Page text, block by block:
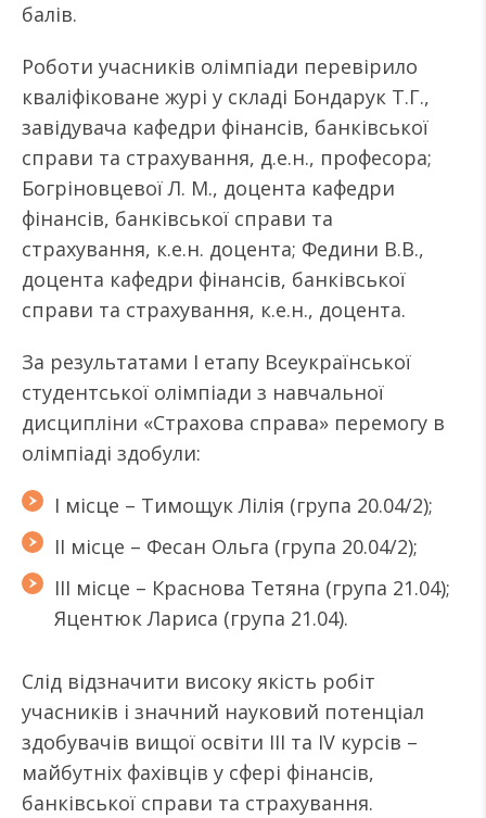
балів.
Роботи учасників олімпіади перевірило
кваліфіковане журі у складі Бондарук Т.Г.,
завідувача кафедри фінансів, банківської
справи та страхування, д.е.н., професора;
Богріновцевої Л. М., доцента кафедри
фінансів, банківської справи та
страхування, к.е.н. доцента; Федини В.В.,
доцента кафедри фінансів, банківської
справи та страхування, к.е.н., доцента.
За результатами І етапу Всеукраїнської
студентської олімпіади з навчальної
дисципліни «Страхова справа» перемогу в
олімпіаді здобули:
І місце – Тимощук Лілія (група 20.04/2);
ІІ місце – Фесан Ольга (група 20.04/2);
ІІІ місце – Краснова Тетяна (група 21.04);
Яцентюк Лариса (група 21.04).
Слід відзначити високу якість робіт
учасників і значний науковий потенціал
здобувачів вищої освіти ІІІ та ІV курсів –
майбутніх фахівців у сфері фінансів,
банківської справи та страхування.